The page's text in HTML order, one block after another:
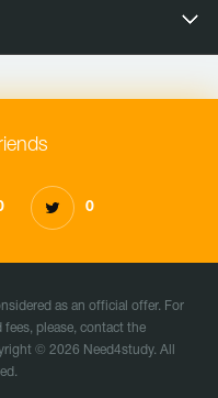
0
as an official offer. For
please, contact the
© 2026 Need4study. All